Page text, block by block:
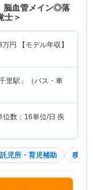
脳血管メイン◎落
士＞
万円
【モデル年収】
里駅」（バス・車
位数：16単位/日 疾
託児所・育児補助 積極